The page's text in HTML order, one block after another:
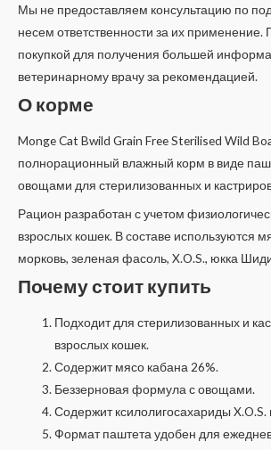
Мы не предоставляем консультацию по
несем ответственности за их применение.
покупкой для получения большей
ветеринарному врачу за рекомендацией.
О корме
Monge Cat Bwild Grain Free Sterilised Wild
полнорационный влажный корм в виде
овощами для стерилизованных и
Рацион разработан с учетом
взрослых кошек. В составе используются
морковь, зеленая фасоль, X.O.S., юкка
Почему стоит купить
Подходит для стерилизованных и
взрослых кошек.
Содержит мясо кабана 26%.
Беззерновая формула с овощами.
Содержит ксилолигосахариды
Формат паштета удобен для